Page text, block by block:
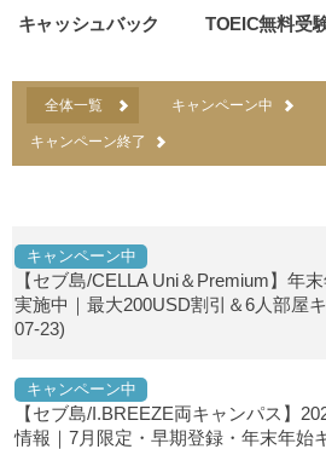
キャッシュバック TOEIC無料受
全体一覧 キャンペーン中
キャンペーン終了
キャンペーン中
【セブ島/CELLA Uni＆Premium】年
実施中｜最大200USD割引＆6人部屋
07-23)
キャンペーン中
【セブ島/I.BREEZE両キャンパス】
情報｜7月限定・早期登録・年末年始